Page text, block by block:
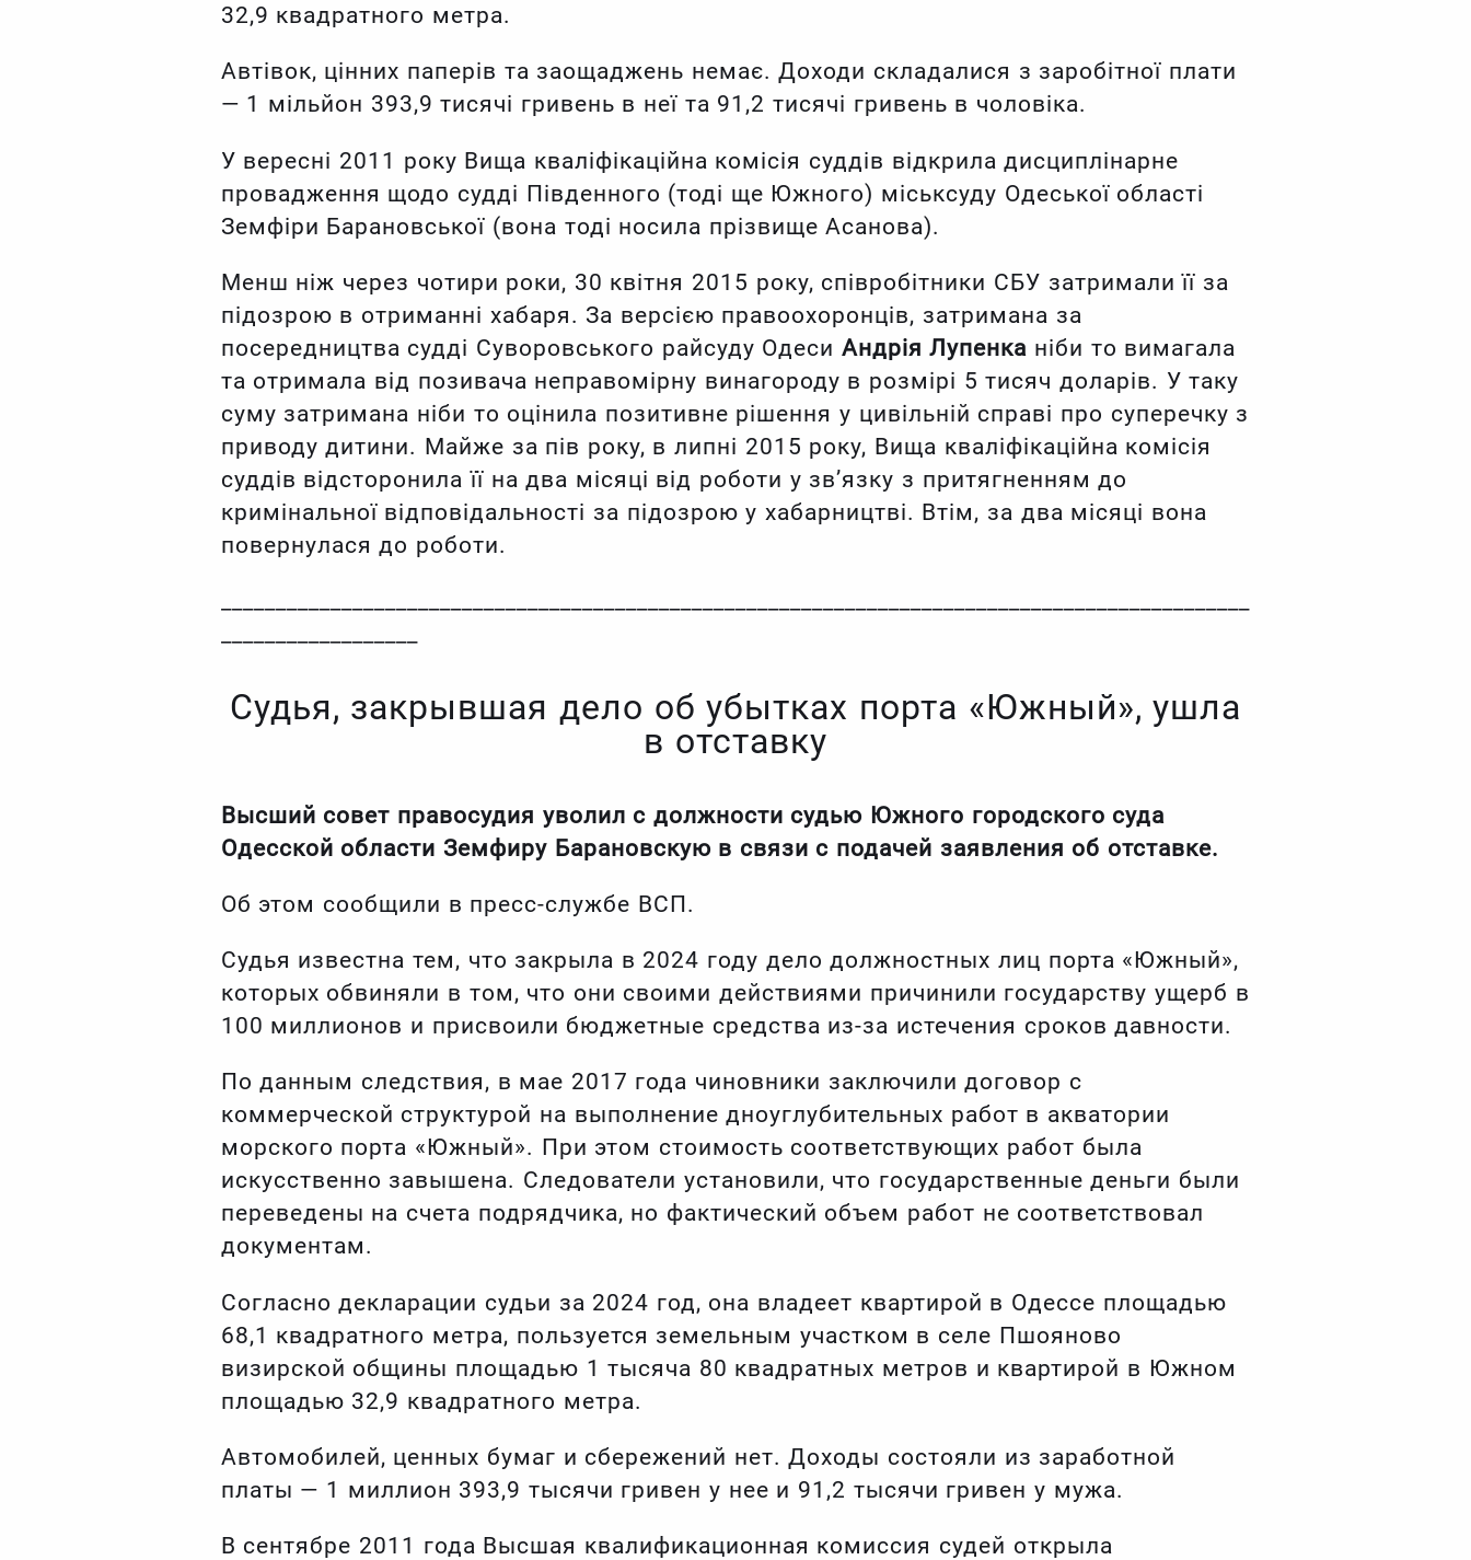
32,9 квадратного метра.
Автівок, цінних паперів та заощаджень немає. Доходи складалися з заробітної плати
— 1 мільйон 393,9 тисячі гривень в неї та 91,2 тисячі гривень в чоловіка.
У вересні 2011 року Вища кваліфікаційна комісія суддів відкрила дисциплінарне
провадження щодо судді Південного (тоді ще Южного) міськсуду Одеської області
Земфіри Барановської (вона тоді носила прізвище Асанова).
Менш ніж через чотири роки, 30 квітня 2015 року, співробітники СБУ затримали її за
підозрою в отриманні хабаря. За версією правоохоронців, затримана за
посередництва судді Суворовського райсуду Одеси Андрія Лупенка ніби то вимагала
та отримала від позивача неправомірну винагороду в розмірі 5 тисяч доларів. У таку
суму затримана ніби то оцінила позитивне рішення у цивільній справі про суперечку з
приводу дитини. Майже за пів року, в липні 2015 року, Вища кваліфікаційна комісія
суддів відсторонила її на два місяці від роботи у зв’язку з притягненням до
кримінальної відповідальності за підозрою у хабарництві. Втім, за два місяці вона
повернулася до роботи.
Судья, закрывшая дело об убытках порта «Южный», ушла
в отставку
Высший совет правосудия уволил с должности судью Южного городского суда
Одесской области Земфиру Барановскую в связи с подачей заявления об отставке.
Об этом сообщили в пресс-службе ВСП.
Судья известна тем, что закрыла в 2024 году дело должностных лиц порта «Южный»,
которых обвиняли в том, что они своими действиями причинили государству ущерб в
100 миллионов и присвоили бюджетные средства из-за истечения сроков давности.
По данным следствия, в мае 2017 года чиновники заключили договор с
коммерческой структурой на выполнение дноуглубительных работ в акватории
морского порта «Южный». При этом стоимость соответствующих работ была
искусственно завышена. Следователи установили, что государственные деньги были
переведены на счета подрядчика, но фактический объем работ не соответствовал
документам.
Согласно декларации судьи за 2024 год, она владеет квартирой в Одессе площадью
68,1 квадратного метра, пользуется земельным участком в селе Пшояново
визирской общины площадью 1 тысяча 80 квадратных метров и квартирой в Южном
площадью 32,9 квадратного метра.
Автомобилей, ценных бумаг и сбережений нет. Доходы состояли из заработной
платы — 1 миллион 393,9 тысячи гривен у нее и 91,2 тысячи гривен у мужа.
В сентябре 2011 года Высшая квалификационная комиссия судей открыла